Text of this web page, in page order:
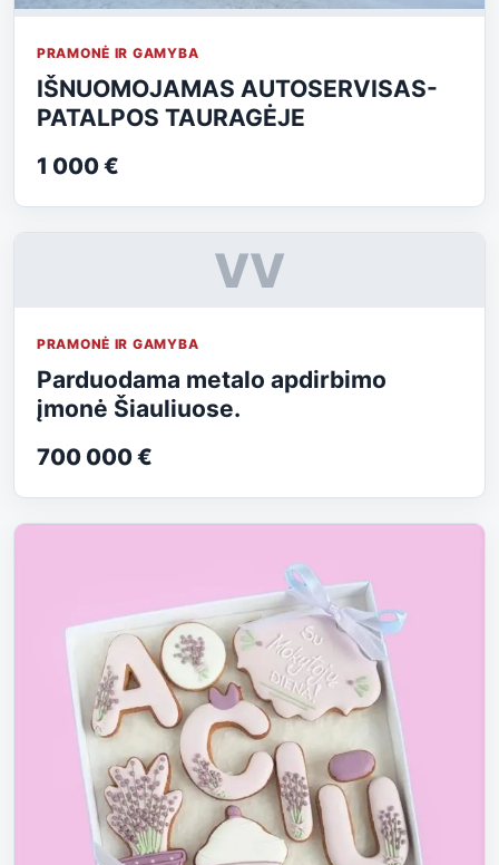
PRAMONĖ IR GAMYBA
IŠNUOMOJAMAS AUTOSERVISAS-
PATALPOS TAURAGĖJE
1 000 €
VV
PRAMONĖ IR GAMYBA
Parduodama metalo apdirbimo
įmonė Šiauliuose.
700 000 €